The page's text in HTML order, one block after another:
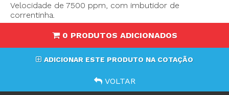
Velocidade de 7500 ppm, com imbutidor de
correntinha.
0 PRODUTOS ADICIONADOS
ADICIONAR ESTE PRODUTO NA COTAÇÃO
VOLTAR